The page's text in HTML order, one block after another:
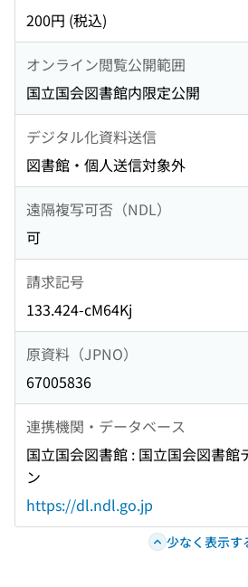
200円 (税込)
オンライン閲覧公開範囲
国立国会図書館内限定公開
デジタル化資料送信
図書館・個人送信対象外
遠隔複写可否（NDL）
可
請求記号
133.424-cM64Kj
原資料（JPNO）
67005836
連携機関・データベース
国立国会図書館 : 国立国会図書館
ン
https://dl.ndl.go.jp
少なく表示す